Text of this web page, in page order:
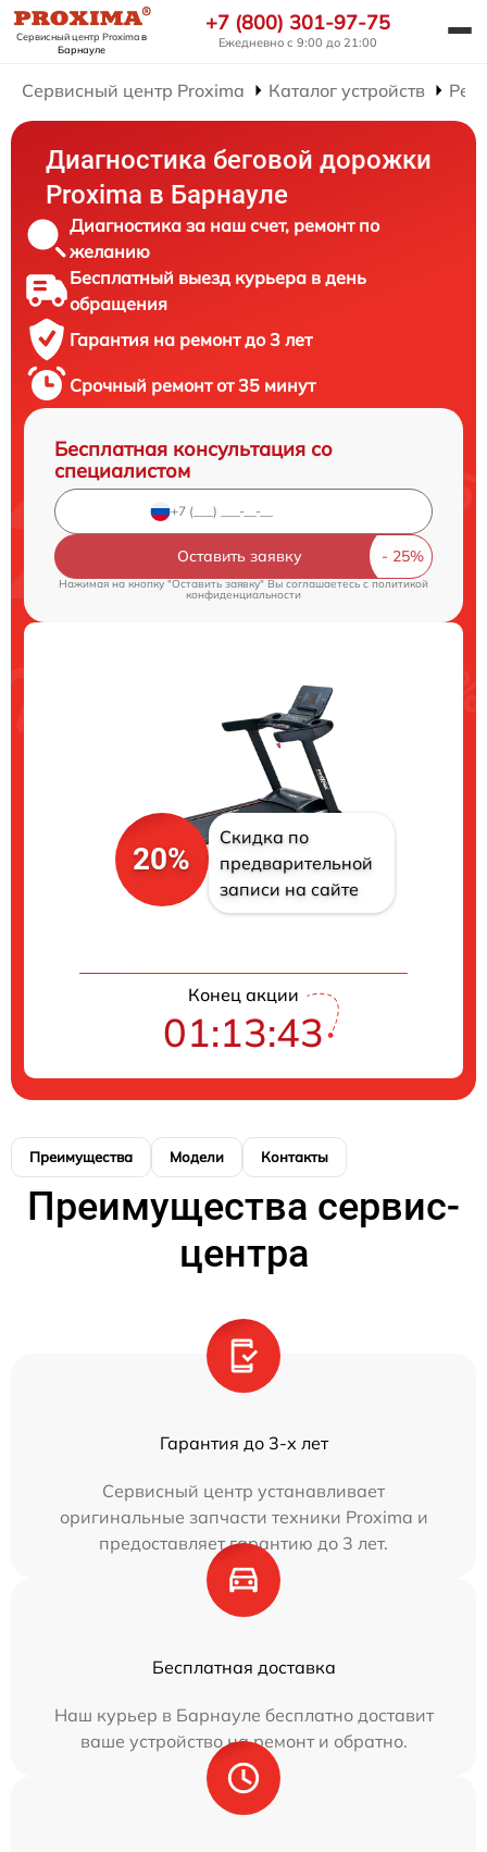
Сервисный центр Proximaв
Барнауле
+7 (800) 301-97-75
Ежедневно с 9:00 до 21:00
Сервисный центр Proxima Каталог устройств
Диагностика беговой дорожки
Proxima в Барнауле
Диагностика за наш счет, ремонт по
желанию
Бесплатный выезд курьера в день
обращения
Гарантия на ремонт до 3 лет
Срочный ремонт от 35 минут
Бесплатная консультация со
специалистом
Оставить заявку
Нажимая на кнопку "Оставить заявку" Вы соглашаетесь cполитикой
конфиденциальности
20%
Скидка по
предварительной
записи на сайте
Конец акции
01:13:43
Преимущества Модели Контакты
Преимущества сервис-
центра
Гарантия до 3-х лет
Сервисный центр устанавливает
оригинальные запчасти техники Proxima и
предоставляет гарантию до 3 лет.
Бесплатная доставка
Наш курьер в Барнауле бесплатно доставит
ваше устройство на ремонт и обратно.